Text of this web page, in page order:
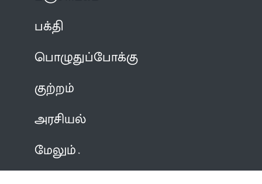
பக்தி
பொழுதுப்போக்கு
குற்றம்
அரசியல்
மேலும்